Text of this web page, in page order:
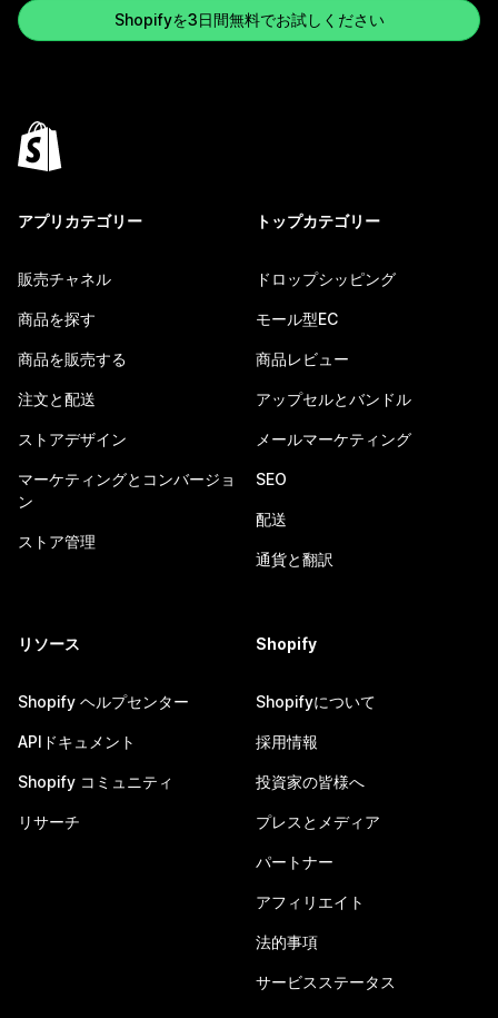
Shopifyを3日間無料でお試しください
アプリカテゴリー
販売チャネル
商品を探す
商品を販売する
注文と配送
ストアデザイン
マーケティングとコンバージョ
ン
ストア管理
トップカテゴリー
ドロップシッピング
モール型EC
商品レビュー
アップセルとバンドル
メールマーケティング
SEO
配送
通貨と翻訳
リソース
Shopify ヘルプセンター
APIドキュメント
Shopify コミュニティ
リサーチ
Shopify
Shopifyについて
採用情報
投資家の皆様へ
プレスとメディア
パートナー
アフィリエイト
法的事項
サービスステータス